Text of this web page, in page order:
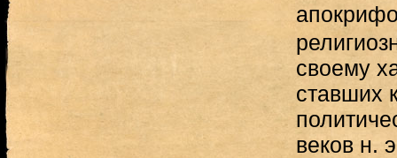
своему
ставших
веков н.